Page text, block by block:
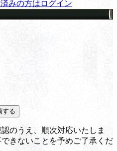
みの方はログイン
する
のうえ、順次対応いたしま
きないことを予めご了承くだ